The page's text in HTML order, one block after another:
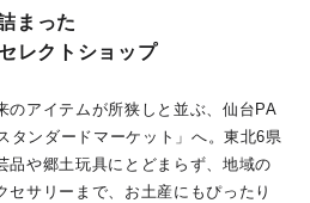
まった
レクトショップ
のアイテムが所狭しと並ぶ、仙台PA
タンダードマーケット」へ。東北6県
品や郷土玩具にとどまらず、地域の
セサリーまで、お土産にもぴったり